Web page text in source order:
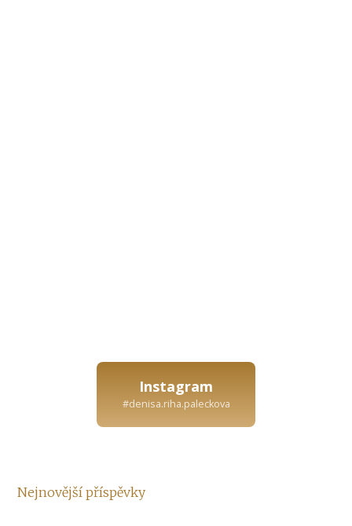
Instagram
#denisa.riha.paleckova
Nejnovější příspěvky